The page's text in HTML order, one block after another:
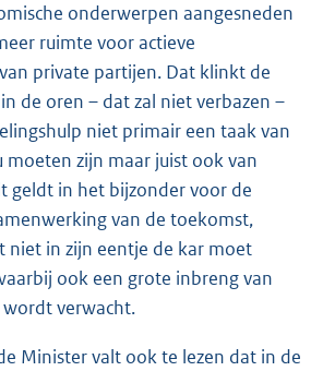
onderwerpen aangesneden
ruimte voor actieve
private partijen. Dat klinkt de
de oren – dat zal niet verbazen –
niet primair een taak van
moeten zijn maar juist ook van
geldt in het bijzonder voor de
van de toekomst,
niet in zijn eentje de kar moet
ook een grote inbreng van
verwacht.
Minister valt ook te lezen dat in de